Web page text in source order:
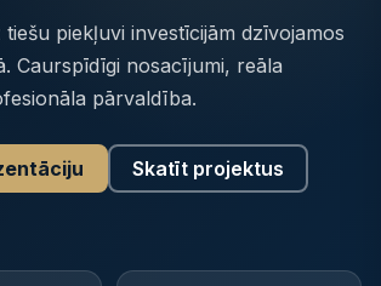
tiešu piekļuvi investīcijām dzīvojamos
Caurspīdīgi nosacījumi, reāla
pārvaldība.
Skatīt projektus